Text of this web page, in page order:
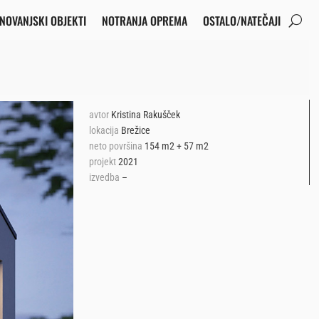
OBJEKTI NOTRANJA OPREMA OSTALO/NATEČAJI
avtor Kristina Rakušček
lokacija Brežice
neto površina 154 m2 + 57 m2
projekt2021
izvedba –